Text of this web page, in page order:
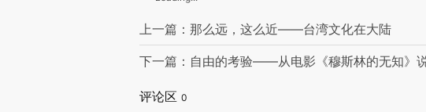
上一篇：那么远，这么近——台湾文化在大陆
下一篇：自由的考验——从电影《穆斯林的无知》
评论区 0